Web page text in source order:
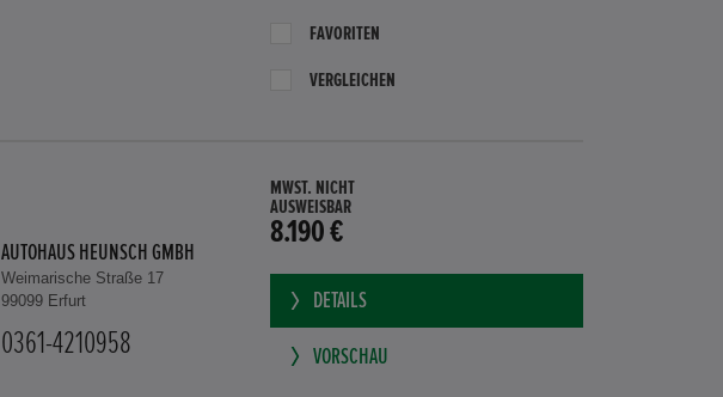
FAVORITEN
VERGLEICHEN
AUTOHAUS HEUNSCH GMBH
Weimarische Straße 17
99099 Erfurt
0361-4210958
MWST. NICHT
AUSWEISBAR
8.190 €
DETAILS
VORSCHAU